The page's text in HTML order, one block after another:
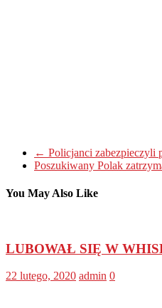
← Policjanci zabezpieczyli
Poszukiwany Polak
You May Also Like
LUBOWAŁ SIĘ W
22 lutego, 2020 admin 0